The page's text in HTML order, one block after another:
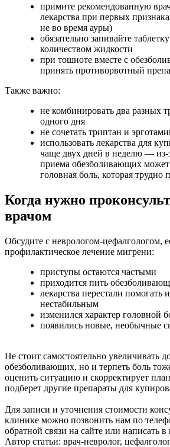
примите рекомендованную
лекарства при первых
не во время ауры)
обязательно запивайте
количеством жидкости
при тошноте вместе с
принять противорвотный
Также важно:
не комбинировать два разных
одного дня
не сочетать триптан и
использовать лекарства для
чаще двух дней в неделю — из-
приема обезболивающих может
головная боль, которая трудно
Когда нужно
врачом
Обсудите с неврологом-цефалгологом,
профилактическое лечение мигрени:
приступы остаются частыми
приходится пить
лекарства перестали помогать
нестабильным
изменился характер головной
появились новые, необычные
Не стоит самостоятельно увеличивать
обезболивающих, но и терпеть боль
оценить ситуацию и скорректирует
подберет другие препараты для
Для записи и уточнения стоимости
клинике можно позвонить нам по
обратной связи на сайте или написать
Автор статьи: врач-невролог,